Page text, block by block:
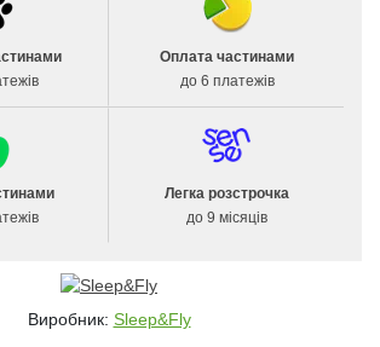
Оплата частинами
до 6 платежів
Легка розстрочка
до 9 місяців
Виробник: Sleep&Fly